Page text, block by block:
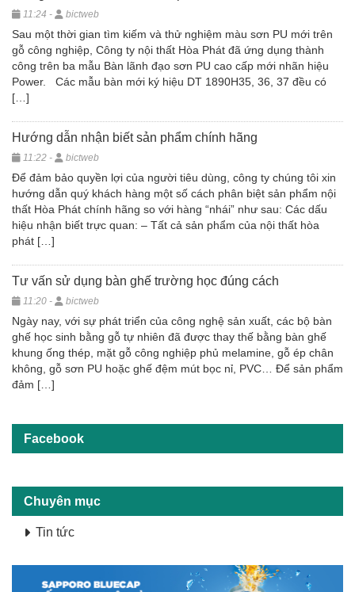
11:24 - bictweb
Sau một thời gian tìm kiếm và thử nghiệm màu sơn PU mới trên
gỗ công nghiệp, Công ty nội thất Hòa Phát đã ứng dụng thành
công trên ba mẫu Bàn lãnh đạo sơn PU cao cấp mới nhãn hiệu
Power. Các mẫu bàn mới ký hiệu DT 1890H35, 36, 37 đều có
[…]
Hướng dẫn nhận biết sản phẩm chính hãng
11:22 - bictweb
Để đảm bảo quyền lợi của người tiêu dùng, công ty chúng tôi xin
hướng dẫn quý khách hàng một số cách phân biệt sản phẩm nội
thất Hòa Phát chính hãng so với hàng “nhái” như sau: Các dấu
hiệu nhận biết trực quan: – Tất cả sản phẩm của nội thất hòa
phát […]
Tư vấn sử dụng bàn ghế trường học đúng cách
11:20 - bictweb
Ngày nay, với sự phát triển của công nghệ sản xuất, các bộ bàn
ghế học sinh bằng gỗ tự nhiên đã được thay thế bằng bàn ghế
khung ống thép, mặt gỗ công nghiệp phủ melamine, gỗ ép chân
không, gỗ sơn PU hoặc ghế đệm mút bọc nỉ, PVC… Để sản phẩm
đảm […]
Facebook
Chuyên mục
Tin tức